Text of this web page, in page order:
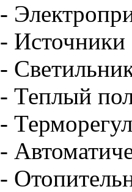
-
- Источники
-
- Теплый
-
-
-